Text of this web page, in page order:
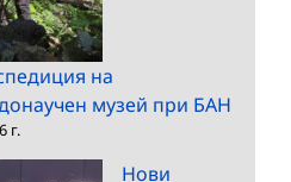
на
музей при БАН
г.
Нови